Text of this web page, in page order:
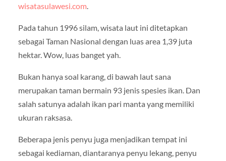
wisatasulawesi.com.
Pada tahun 1996 silam, wisata laut ini ditetapkan
sebagai Taman Nasional dengan luas area 1,39 juta
hektar. Wow, luas banget yah.
Bukan hanya soal karang, di bawah laut sana
merupakan taman bermain 93 jenis spesies ikan. Dan
salah satunya adalah ikan pari manta yang memiliki
ukuran raksasa.
Beberapa jenis penyu juga menjadikan tempat ini
sebagai kediaman, diantaranya penyu lekang, penyu